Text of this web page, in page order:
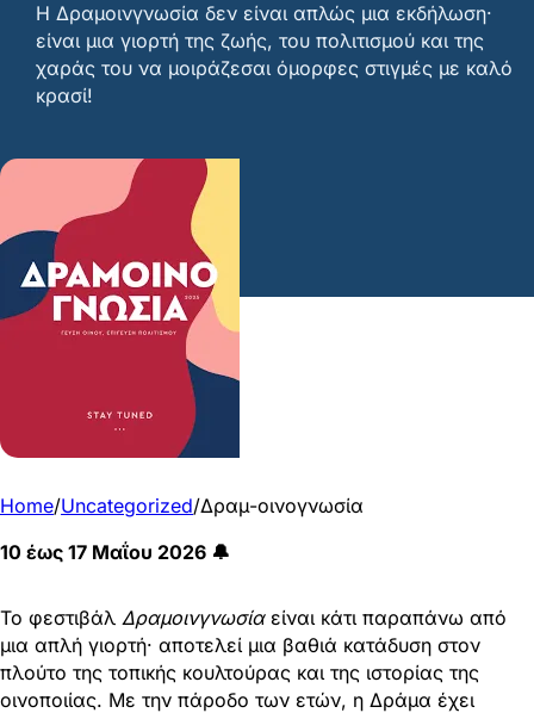
Η Δραμοινγνωσία δεν είναι απλώς μια εκδήλωση·
είναι μια γιορτή της ζωής, του πολιτισμού και της
χαράς του να μοιράζεσαι όμορφες στιγμές με καλό
κρασί!
Home/Uncategorized/Δραμ-οινογνωσία
10 έως 17 Μαΐου 2026 🔔
Το φεστιβάλ Δραμοινγνωσίαείναι κάτι παραπάνω από
μια απλή γιορτή· αποτελεί μια βαθιά κατάδυση στον
πλούτο της τοπικής κουλτούρας και της ιστορίας της
οινοποιίας. Με την πάροδο των ετών, η Δράμα έχει